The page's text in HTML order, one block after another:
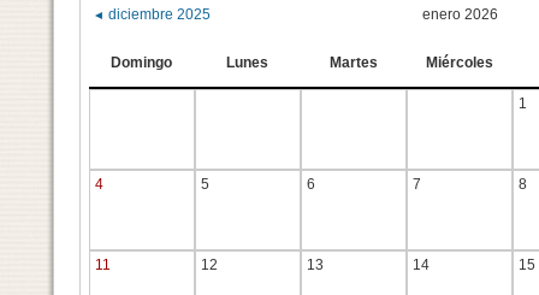
◄ diciembre 2025 enero 2026
Domingo Lunes Martes Miércoles
1
4 5 6 7 8
11 12 13 14 15